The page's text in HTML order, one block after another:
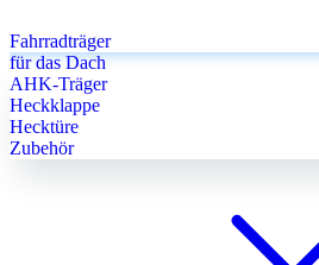
Fahrradträger
für das Dach
AHK-Träger
Heckklappe
Hecktüre
Zubehör